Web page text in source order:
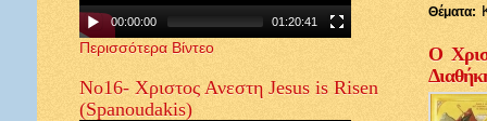
00:00:00 01:20:41
Περισσότερα Βίντεο
Νο16- Χριστος Ανεστη Jesus is Risen
(Spanoudakis)
Θέματα:
Ο